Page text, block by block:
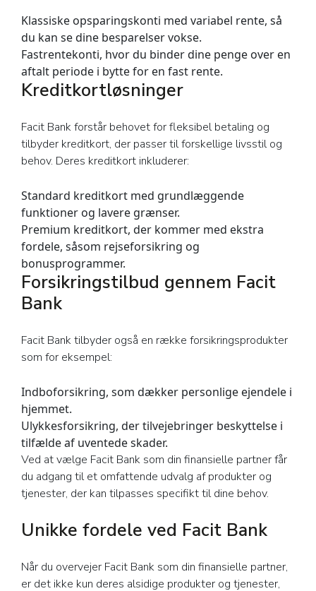
Klassiske opsparingskonti med variabel rente, så
du kan se dine besparelser vokse.
Fastrentekonti, hvor du binder dine penge over en
aftalt periode i bytte for en fast rente.
Kreditkortløsninger
Facit Bank forstår behovet for fleksibel betaling og
tilbyder kreditkort, der passer til forskellige livsstil og
behov. Deres kreditkort inkluderer:
Standard kreditkort med grundlæggende
funktioner og lavere grænser.
Premium kreditkort, der kommer med ekstra
fordele, såsom rejseforsikring og
bonusprogrammer.
Forsikringstilbud gennem Facit
Bank
Facit Bank tilbyder også en række forsikringsprodukter
som for eksempel:
Indboforsikring, som dækker personlige ejendele i
hjemmet.
Ulykkesforsikring, der tilvejebringer beskyttelse i
tilfælde af uventede skader.
Ved at vælge Facit Bank som din finansielle partner får
du adgang til et omfattende udvalg af produkter og
tjenester, der kan tilpasses specifikt til dine behov.
Unikke fordele ved Facit Bank
Når du overvejer Facit Bank som din finansielle partner,
er det ikke kun deres alsidige produkter og tjenester,